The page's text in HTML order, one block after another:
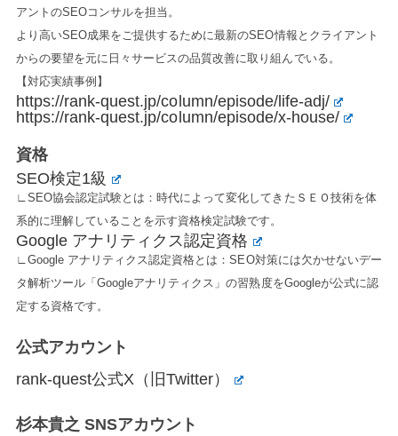
アントのSEOコンサルを担当。
より高いSEO成果をご提供するために最新のSEO情報とクライアント
からの要望を元に日々サービスの品質改善に取り組んでいる。
【対応実績事例】
https://rank-quest.jp/column/episode/life-adj/
https://rank-quest.jp/column/episode/x-house/
資格
SEO検定1級
∟SEO協会認定試験とは：時代によって変化してきたＳＥＯ技術を体
系的に理解していることを示す資格検定試験です。
Google アナリティクス認定資格
∟Google アナリティクス認定資格とは：SEO対策には欠かせないデー
タ解析ツール「Googleアナリティクス」の習熟度をGoogleが公式に認
定する資格です。
公式アカウント
rank-quest公式X（旧Twitter）
杉本貴之 SNSアカウント